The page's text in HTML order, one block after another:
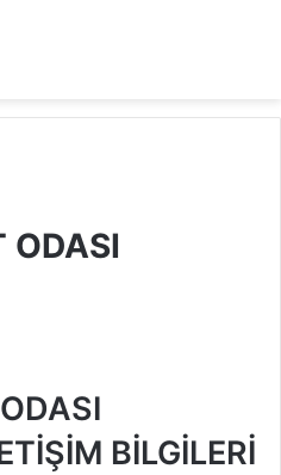
...
ODASI
BİLGİLERİ